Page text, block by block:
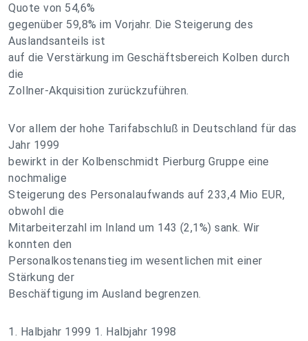
Quote von 54,6%
gegenüber 59,8% im Vorjahr. Die Steigerung des
Auslandsanteils ist
auf die Verstärkung im Geschäftsbereich Kolben durch
die
Zollner-Akquisition zurückzuführen.
Vor allem der hohe Tarifabschluß in Deutschland für das
Jahr 1999
bewirkt in der Kolbenschmidt Pierburg Gruppe eine
nochmalige
Steigerung des Personalaufwands auf 233,4 Mio EUR,
obwohl die
Mitarbeiterzahl im Inland um 143 (2,1%) sank. Wir
konnten den
Personalkostenanstieg im wesentlichen mit einer
Stärkung der
Beschäftigung im Ausland begrenzen.
1. Halbjahr 1999 1. Halbjahr 1998